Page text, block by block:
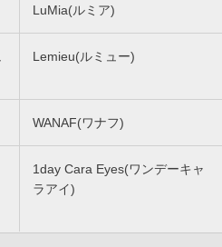
LuMia(ルミア)
Lemieu(ルミュー)
WANAF(ワナフ)
1day Cara Eyes(ワンデーキャ
ラアイ)